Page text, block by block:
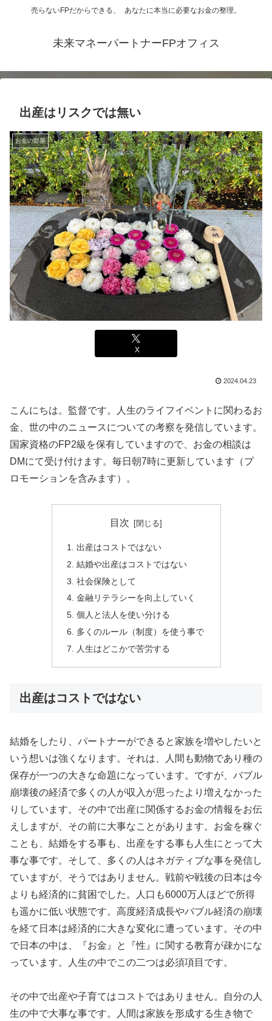
売らないFPだからできる、 あなたに本当に必要なお金の整理。
未来マネーパートナーFPオフィス
出産はリスクでは無い
お金の部屋
X
2024.04.23
こんにちは。監督です。人生のライフイベントに関わるお
金、世の中のニュースについての考察を発信しています。
国家資格のFP2級を保有していますので、お金の相談は
DMにて受け付けます。毎日朝7時に更新しています（プ
ロモーションを含みます）。
目次
出産はコストではない
結婚や出産はコストではない
社会保険として
金融リテラシーを向上していく
個人と法人を使い分ける
多くのルール（制度）を使う事で
人生はどこかで苦労する
出産はコストではない
結婚をしたり、パートナーができると家族を増やしたいと
いう想いは強くなります。それは、人間も動物であり種の
保存が一つの大きな命題になっています。ですが、バブル
崩壊後の経済で多くの人が収入が思ったより増えなかった
りしています。その中で出産に関係するお金の情報をお伝
えしますが、その前に大事なことがあります。お金を稼ぐ
ことも、結婚をする事も、出産をする事も人生にとって大
事な事です。そして、多くの人はネガティブな事を発信し
ていますが、そうではありません。戦前や戦後の日本は今
よりも経済的に貧困でした。人口も6000万人ほどで所得
も遥かに低い状態です。高度経済成長やバブル経済の崩壊
を経て日本は経済的に大きな変化に遭っています。その中
で日本の中は、『お金』と『性』に関する教育が疎かにな
っています。人生の中でこの二つは必須項目です。
その中で出産や子育てはコストではありません。自分の人
生の中で大事な事です。人間は家族を形成する生き物で